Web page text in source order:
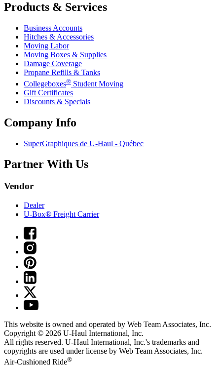
Products & Services
Business Accounts
Hitches & Accessories
Moving Labor
Moving Boxes & Supplies
Damage Coverage
Propane Refills & Tanks
Collegeboxes® Student Moving
Gift Certificates
Discounts & Specials
Company Info
SuperGraphiques de U-Haul - Québec
Partner With Us
Vendor
Dealer
U-Box® Freight Carrier
This website is owned and operated by Web Team Associates, Inc.
Copyright © 2026 U-Haul International, Inc.
All rights reserved. U-Haul International, Inc.'s trademarks and
copyrights are used under license by Web Team Associates, Inc.
Air-Cushioned Ride®